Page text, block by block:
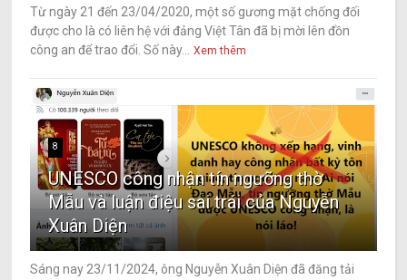
Từ ngày 21 đến 23/04/2020, một số gương mặt chống đối
được cho là có liên hệ với đảng Việt Tân đã bị mời lên đồn
công an để trao đổi. Số này...
Xem thêm
8
UNESCO công nhận tín ngưỡng thờ
Mẫu và luận điệu sai trái của Nguyễn
Xuân Diện
Sáng nay 23/11/2024, ông Nguyễn Xuân Diện đã đăng tải